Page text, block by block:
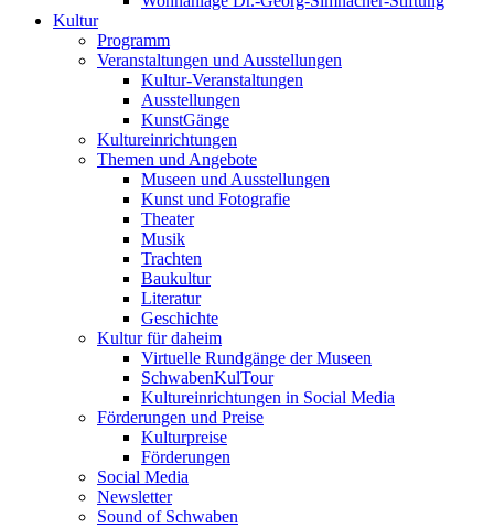
Kultur
Programm
Veranstaltungen und Ausstellungen
Kultur-Veranstaltungen
Ausstellungen
KunstGänge
Kultureinrichtungen
Themen und Angebote
Museen und Ausstellungen
Kunst und Fotografie
Theater
Musik
Trachten
Baukultur
Literatur
Geschichte
Kultur für daheim
Virtuelle Rundgänge der Museen
SchwabenKulTour
Kultureinrichtungen in Social Media
Förderungen und Preise
Kulturpreise
Förderungen
Social Media
Newsletter
Sound of Schwaben